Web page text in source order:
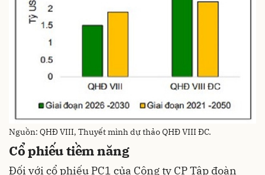
Nguồn: QHĐ VIII, Thuyết mình dự thảo QHĐ VIII ĐC.
Cổ phiếu tiềm năng
Đối với cổ phiếu PC1 của Công ty CP Tập đoàn